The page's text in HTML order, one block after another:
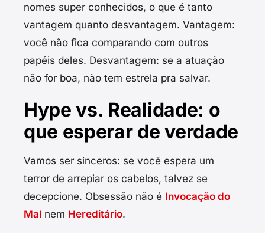
nomes super conhecidos, o que é tanto
vantagem quanto desvantagem. Vantagem:
você não fica comparando com outros
papéis deles. Desvantagem: se a atuação
não for boa, não tem estrela pra salvar.
Hype vs. Realidade: o
que esperar de verdade
Vamos ser sinceros: se você espera um
terror de arrepiar os cabelos, talvez se
decepcione. Obsessão não é Invocação do
Mal nem Hereditário.